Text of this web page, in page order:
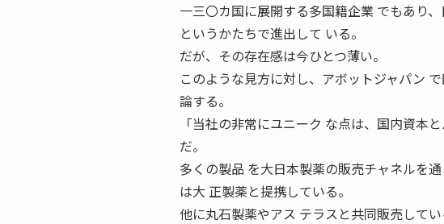
一三〇カ国に展開する多国籍企業 でもあり
というかたちで進出して いる。
だが、その存在感は今ひとつ薄い。
このような見方に対し、アボットジャパン
論する。
「当社の非常にユニーク な点は、国内資本
だ。
多くの製品 を大日本製薬の販売チャネルを
は大 正製薬と提携している。
他に丸石製薬やアス テラスと共同販売してい